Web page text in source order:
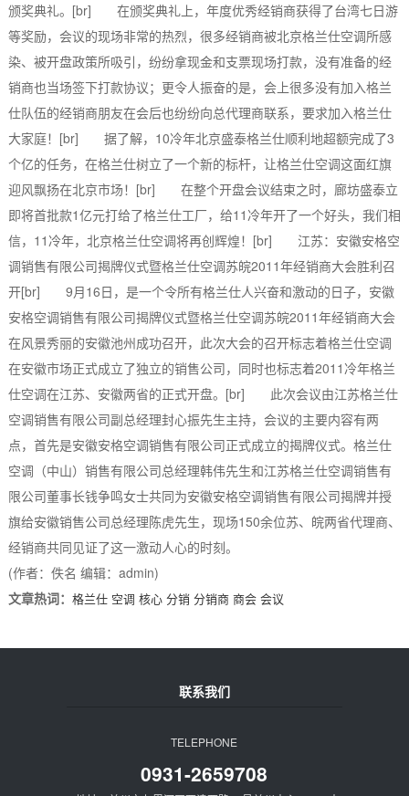
颁奖典礼。[br] 在颁奖典礼上，年度优秀经销商获得了台湾七日游
等奖励，会议的现场非常的热烈，很多经销商被北京格兰仕空调所感
染、被开盘政策所吸引，纷纷拿现金和支票现场打款，没有准备的经
销商也当场签下打款协议；更令人振奋的是，会上很多没有加入格兰
仕队伍的经销商朋友在会后也纷纷向总代理商联系，要求加入格兰仕
大家庭！[br] 据了解，10冷年北京盛泰格兰仕顺利地超额完成了3
个亿的任务，在格兰仕树立了一个新的标杆，让格兰仕空调这面红旗
迎风飘扬在北京市场！[br] 在整个开盘会议结束之时，廊坊盛泰立
即将首批款1亿元打给了格兰仕工厂，给11冷年开了一个好头，我们相
信，11冷年，北京格兰仕空调将再创辉煌！[br] 江苏：安徽安格空
调销售有限公司揭牌仪式暨格兰仕空调苏皖2011年经销商大会胜利召
开[br] 9月16日，是一个令所有格兰仕人兴奋和激动的日子，安徽
安格空调销售有限公司揭牌仪式暨格兰仕空调苏皖2011年经销商大会
在风景秀丽的安徽池州成功召开，此次大会的召开标志着格兰仕空调
在安徽市场正式成立了独立的销售公司，同时也标志着2011冷年格兰
仕空调在江苏、安徽两省的正式开盘。[br] 此次会议由江苏格兰仕
空调销售有限公司副总经理封心振先生主持，会议的主要内容有两
点，首先是安徽安格空调销售有限公司正式成立的揭牌仪式。格兰仕
空调（中山）销售有限公司总经理韩伟先生和江苏格兰仕空调销售有
限公司董事长钱争鸣女士共同为安徽安格空调销售有限公司揭牌并授
旗给安徽销售公司总经理陈虎先生，现场150余位苏、皖两省代理商、
经销商共同见证了这一激动人心的时刻。
(作者：佚名 编辑：admin)
文章热词： 格兰仕 空调 核心 分销 分销商 商会 会议
联系我们
TELEPHONE
0931-2659708